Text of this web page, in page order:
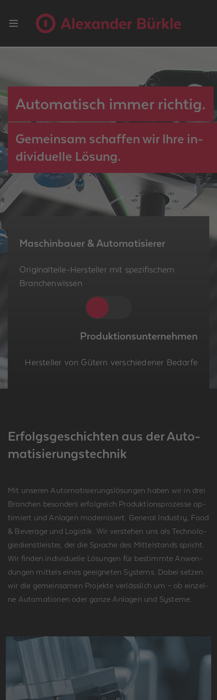
Open main menu
Au­to­ma­tisch immer rich­tig.
Ge­mein­sam schaf­fen wir Ihre in­
di­vi­du­el­le Lö­sung.
Ma­schin­bau­er & Au­to­ma­ti­sie­rer
Ori­gi­nal­tei­le-Her­stel­ler mit spe­zi­fi­schem
Bran­chen­wis­sen
Produktionsunternehmen
Her­stel­ler von Gü­tern ver­schie­de­ner Be­dar­fe
Er­folgs­ge­schich­ten aus der Au­to­
ma­ti­sie­rungs­tech­nik
Mit un­se­ren Au­to­ma­ti­sie­rungs­lö­sun­gen haben wir in drei
Bran­chen be­son­ders er­folg­reich Pro­duk­ti­ons­pro­zes­se op­
ti­miert und An­la­gen mo­der­ni­siert: Ge­ne­ral In­dus­try, Food
& Be­ver­age und Lo­gis­tik. Wir ver­ste­hen uns als Tech­no­lo­
gie­dienst­leis­ter, der die Spra­che des Mit­tel­stands spricht.
Wir fin­den in­di­vi­du­el­le Lö­sun­gen für be­stimm­te An­wen­
dun­gen mit­tels eines ge­eig­ne­ten Sys­tems. Dabei set­zen
wir die ge­mein­sa­men Pro­jek­te ver­läss­lich um – ob ein­zel­
ne Au­to­ma­tio­nen oder ganze An­la­gen und Sys­te­me.